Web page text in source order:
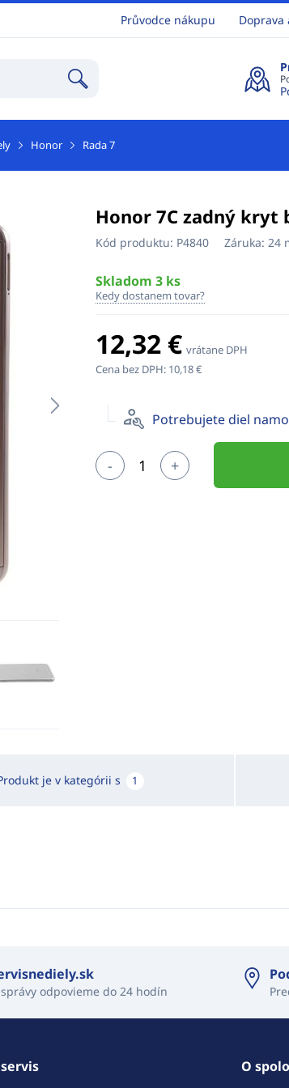
Průvodce nákupu Doprava
Honor Rada 7
Honor 7C zadný kryt
Kód produktu: P4840 Záruka: 24
Skladom 3 ks
Kedy dostanem tovar?
12,32 € vrátane DPH
Cena bez DPH: 10,18 €
Potrebujete diel
- +
je v kategórii s 1
správy odpovieme do 24 hodín
O